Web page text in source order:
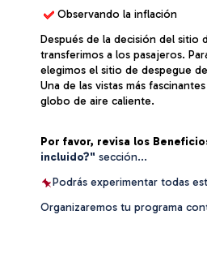
Observando la inflación
Después de la decisión del
transferimos a los pasajeros.
elegimos el sitio de despegue
Una de las vistas más
globo de aire caliente.
Por favor, revisa los
incluido?" sección...
Podrás experimentar todas
Organizaremos tu programa